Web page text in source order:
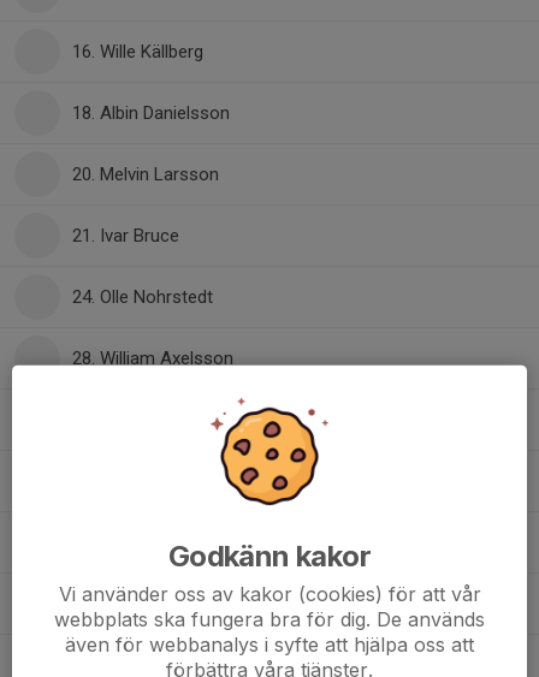
16. Wille Källberg
18. Albin Danielsson
20. Melvin Larsson
21. Ivar Bruce
24. Olle Nohrstedt
28. William Axelsson
33. Anton Berggren
53. Hampus Andersson
68. Anton Larsson
71. Wille Söderholm
73. Melvin Raumer-Johansson
Godkänn kakor
Vi använder oss av kakor (cookies) för att vår
webbplats ska fungera bra för dig. De används
även för webbanalys i syfte att hjälpa oss att
förbättra våra tjänster.